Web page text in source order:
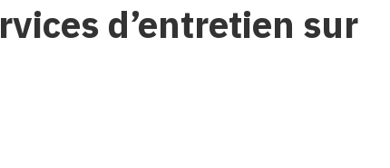
d’entretien sur